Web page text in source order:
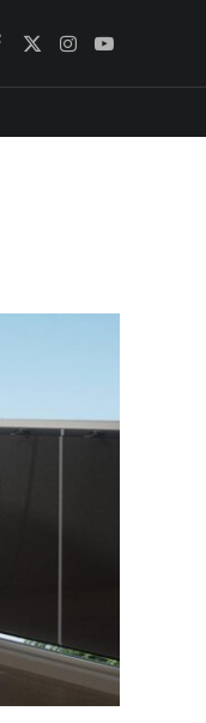
X
Instagram
YouTube